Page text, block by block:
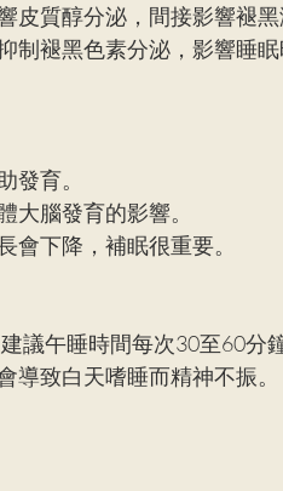
皮質醇分泌，間接影響褪
制褪黑色素分泌，影響睡
發育。
大腦發育的影響。
下降，補眠很重要。
議午睡時間每次30至60分
致白天嗜睡而精神不振。